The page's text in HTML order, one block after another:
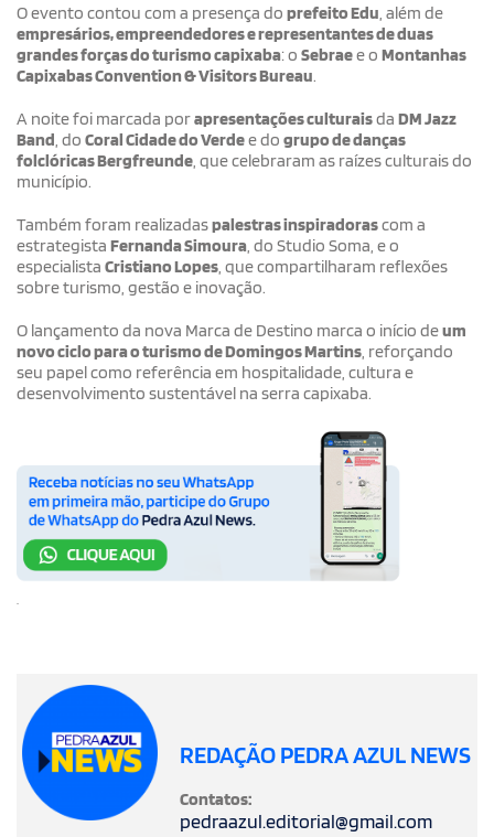
O evento contou com a presença do prefeito Edu, além de
empresários, empreendedores e representantes de duas
grandes forças do turismo capixaba: o Sebraee o Montanhas
Capixabas Convention & Visitors Bureau.
A noite foi marcada porapresentações culturaisda DM Jazz
Band, do Coral Cidade do Verdee do grupo de danças
folclóricas Bergfreunde, que celebraram as raízes culturais do
município.
Também foram realizadaspalestras inspiradorascom a
estrategista Fernanda Simoura, do Studio Soma, e o
especialista Cristiano Lopes, que compartilharam reflexões
sobre turismo, gestão e inovação.
O lançamento da nova Marca de Destino marca o início deum
novo ciclo para o turismo de Domingos Martins, reforçando
seu papel como referência em hospitalidade, cultura e
desenvolvimento sustentável na serra capixaba.
.
REDAÇÃO PEDRA AZUL NEWS
Contatos:
pedraazul.editorial@gmail.com